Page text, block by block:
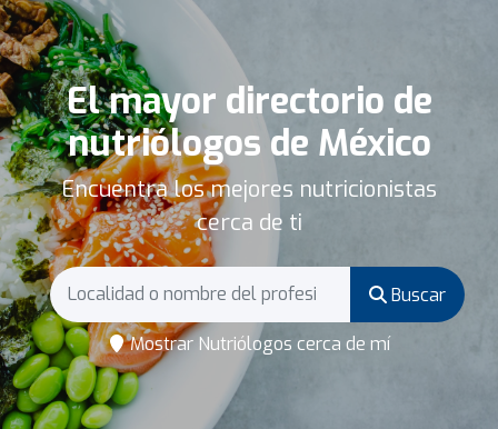
El mayor directorio de
nutriólogos de México
Encuentra los mejores nutricionistas
cerca de ti
Buscar
Mostrar Nutriólogos cerca de mí